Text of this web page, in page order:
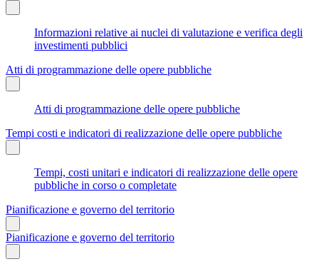
Informazioni relative ai nuclei di valutazione e verifica degli
investimenti pubblici
Atti di programmazione delle opere pubbliche
Atti di programmazione delle opere pubbliche
Tempi costi e indicatori di realizzazione delle opere pubbliche
Tempi, costi unitari e indicatori di realizzazione delle opere
pubbliche in corso o completate
Pianificazione e governo del territorio
Pianificazione e governo del territorio